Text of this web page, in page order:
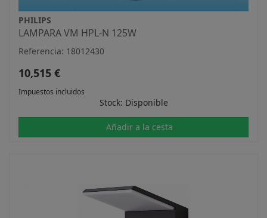
PHILIPS
LAMPARA VM HPL-N 125W
Referencia: 18012430
10,515 €
Impuestos incluidos
Stock: Disponible
Añadir a la cesta